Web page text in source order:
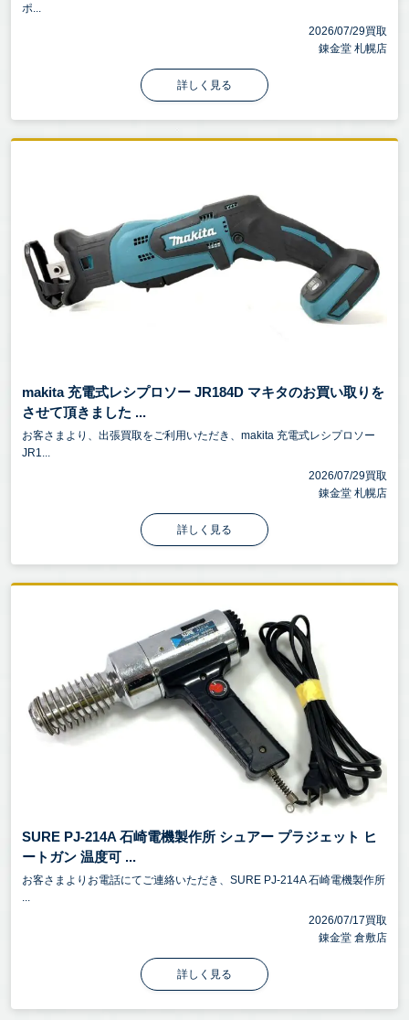
ポ...
2026/07/29買取
錬金堂 札幌店
詳しく見る
makita 充電式レシプロソー JR184D マキタのお買い取りを
させて頂きました ...
お客さまより、出張買取をご利用いただき、makita 充電式レシプロソー
JR1...
2026/07/29買取
錬金堂 札幌店
詳しく見る
SURE PJ-214A 石崎電機製作所 シュアー プラジェット ヒ
ートガン 温度可 ...
お客さまよりお電話にてご連絡いただき、SURE PJ-214A 石崎電機製作所
2026/07/17買取
錬金堂 倉敷店
詳しく見る